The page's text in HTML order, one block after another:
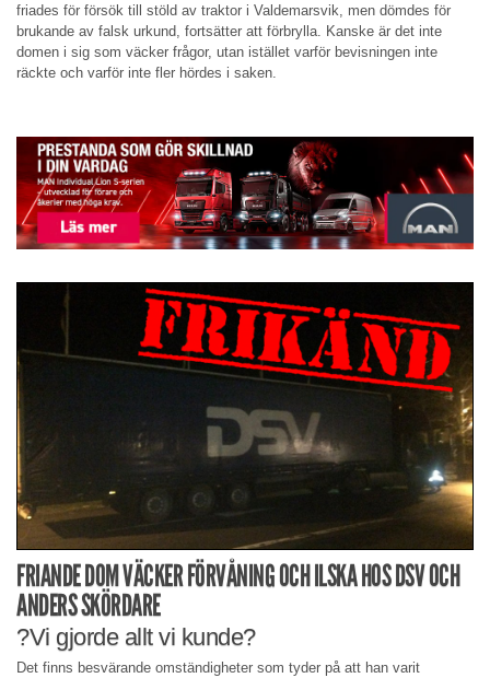
friades för försök till stöld av traktor i Valdemarsvik, men dömdes för
brukande av falsk urkund, fortsätter att förbrylla. Kanske är det inte
domen i sig som väcker frågor, utan istället varför bevisningen inte
räckte och varför inte fler hördes i saken.
FRIANDE DOM VÄCKER FÖRVÅNING OCH ILSKA HOS DSV OCH
ANDERS SKÖRDARE
?Vi gjorde allt vi kunde?
Det finns besvärande omständigheter som tyder på att han varit